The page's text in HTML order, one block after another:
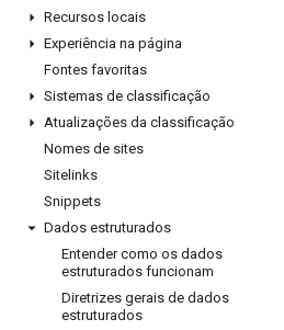
Recursos locais
Experiência na página
Fontes favoritas
Sistemas de classificação
Atualizações da classificação
Nomes de sites
Sitelinks
Snippets
Dados estruturados
Entender como os dados
estruturados funcionam
Diretrizes gerais de dados
estruturados